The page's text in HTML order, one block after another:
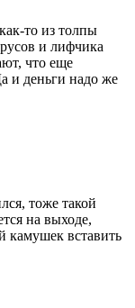
то из толпы
и лифчика
что еще
и деньги надо же
тоже такой
на выходе,
камушек вставить